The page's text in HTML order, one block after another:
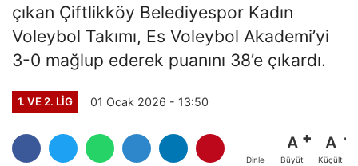
çıkan Çiftlikköy Belediyespor Kadın
Voleybol Takımı, Es Voleybol Akademi’yi
3-0 mağlup ederek puanını 38’e çıkardı.
1. VE 2. LIG 01 Ocak 2026 - 13:50
Dinle
A
Büyüt
A
Küçült